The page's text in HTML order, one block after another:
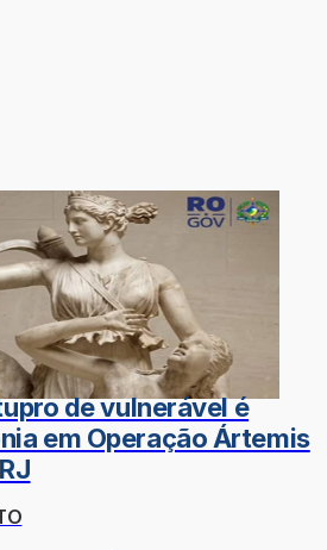
de vulnerável é
em Operação Ártemis